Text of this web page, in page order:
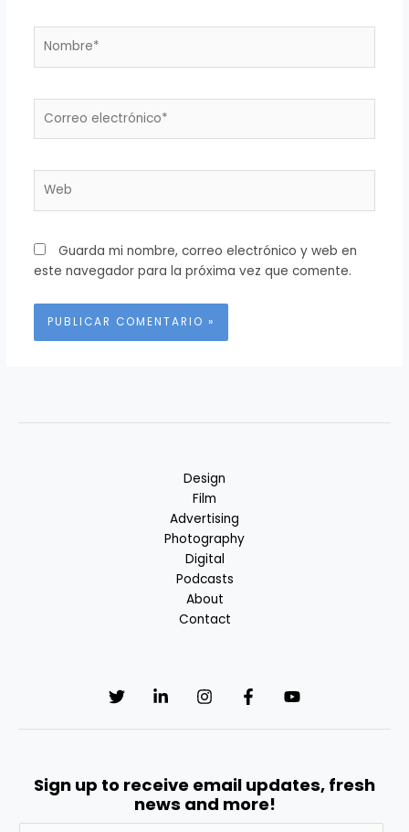
electrónico*
Guarda mi nombre, correo electrónico y web en
este navegador para la próxima vez que comente.
Design
Film
Advertising
Photography
Digital
Podcasts
About
Contact
Sign up to receive email updates, fresh
news and more!